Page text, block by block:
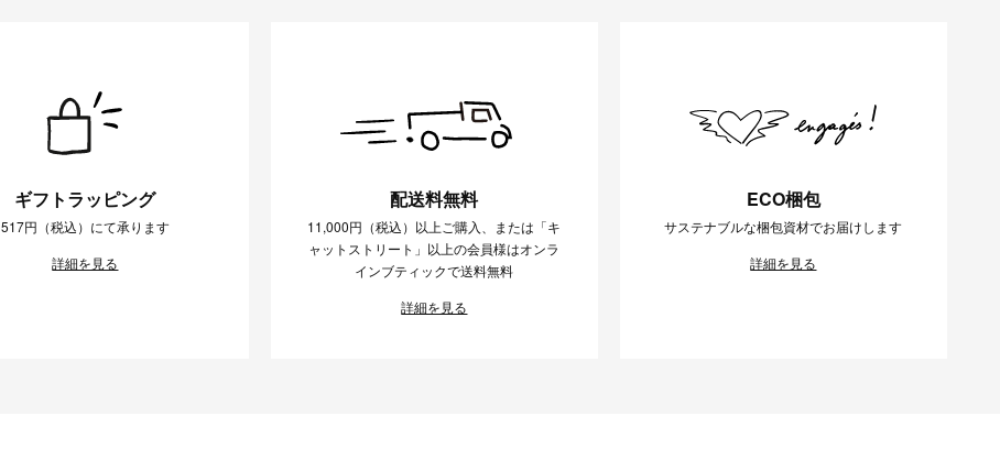
ギフトラッピング
517円（税込）にて承ります
詳細を見る
配送料無料
11,000円（税込）以上ご購入、または「キ
ャットストリート」以上の会員様はオンラ
インブティックで送料無料
詳細を見る
ECO梱包
サステナブルな梱包資材でお届けします
詳細を見る